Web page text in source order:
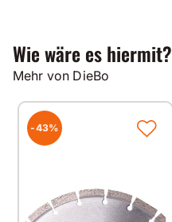
Wie wäre es hiermit?
Mehr von DieBo
-43%